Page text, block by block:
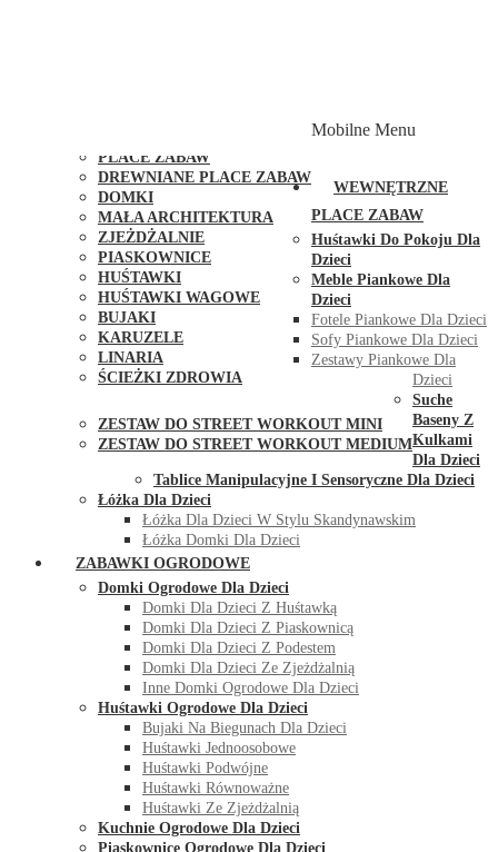
PLACE ZABAW
DREWNIANE PLACE ZABAW
DOMKI
MAŁA ARCHITEKTURA
ZJEŻDŻALNIE
PIASKOWNICE
HUŚTAWKI
HUŚTAWKI WAGOWE
BUJAKI
KARUZELE
LINARIA
ŚCIEŻKI ZDROWIA
ZESTAW DO STREET WORKOUT MINI
ZESTAW DO STREET WORKOUT MEDIUM
Mobilne Menu
WEWNĘTRZNE
PLACE ZABAW
Huśtawki Do Pokoju Dla
Dzieci
Meble Piankowe Dla
Dzieci
Fotele Piankowe Dla Dzieci
Sofy Piankowe Dla Dzieci
Zestawy Piankowe Dla
Dzieci
Suche
Baseny Z
Kulkami
Dla Dzieci
Tablice Manipulacyjne I Sensoryczne Dla Dzieci
Łóżka Dla Dzieci
Łóżka Dla Dzieci W Stylu Skandynawskim
Łóżka Domki Dla Dzieci
ZABAWKI OGRODOWE
Domki Ogrodowe Dla Dzieci
Domki Dla Dzieci Z Huśtawką
Domki Dla Dzieci Z Piaskownicą
Domki Dla Dzieci Z Podestem
Domki Dla Dzieci Ze Zjeżdżalnią
Inne Domki Ogrodowe Dla Dzieci
Huśtawki Ogrodowe Dla Dzieci
Bujaki Na Biegunach Dla Dzieci
Huśtawki Jednoosobowe
Huśtawki Podwójne
Huśtawki Równoważne
Huśtawki Ze Zjeżdżalnią
Kuchnie Ogrodowe Dla Dzieci
Piaskownice Ogrodowe Dla Dzieci